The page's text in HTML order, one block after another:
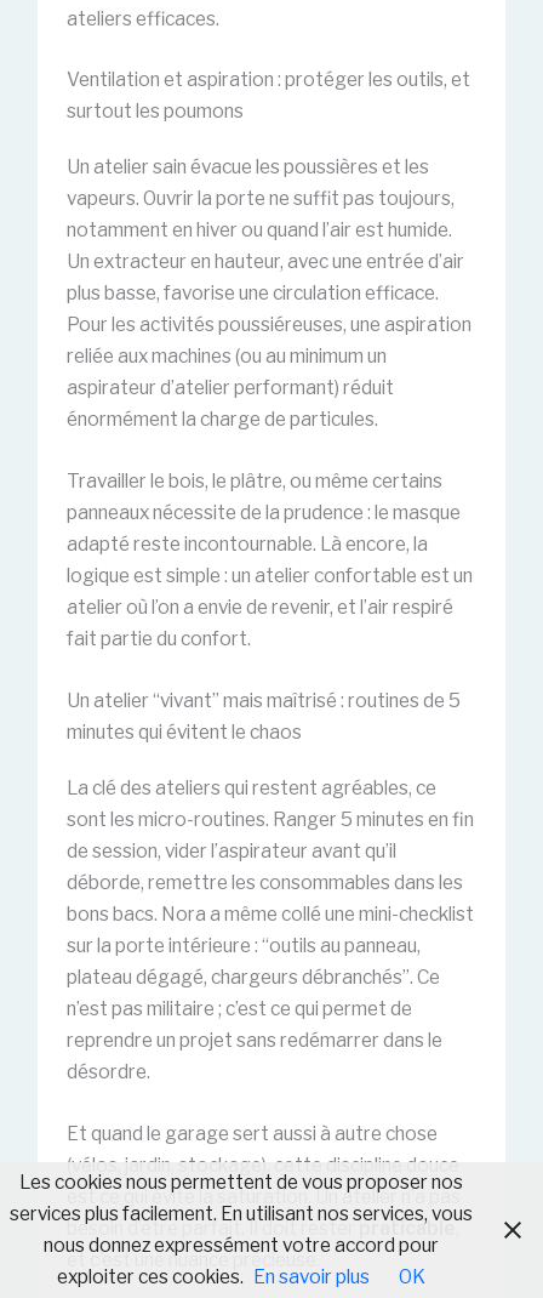
ateliers efficaces.
Ventilation et aspiration : protéger les outils, et
surtout les poumons
Un atelier sain évacue les poussières et les
vapeurs. Ouvrir la porte ne suffit pas toujours,
notamment en hiver ou quand l’air est humide.
Un extracteur en hauteur, avec une entrée d’air
plus basse, favorise une circulation efficace.
Pour les activités poussiéreuses, une aspiration
reliée aux machines (ou au minimum un
aspirateur d’atelier performant) réduit
énormément la charge de particules.
Travailler le bois, le plâtre, ou même certains
panneaux nécessite de la prudence : le masque
adapté reste incontournable. Là encore, la
logique est simple : un atelier confortable est un
atelier où l’on a envie de revenir, et l’air respiré
fait partie du confort.
Un atelier “vivant” mais maîtrisé : routines de 5
minutes qui évitent le chaos
La clé des ateliers qui restent agréables, ce
sont les micro-routines. Ranger 5 minutes en fin
de session, vider l’aspirateur avant qu’il
déborde, remettre les consommables dans les
bons bacs. Nora a même collé une mini-checklist
sur la porte intérieure : “outils au panneau,
plateau dégagé, chargeurs débranchés”. Ce
n’est pas militaire ; c’est ce qui permet de
reprendre un projet sans redémarrer dans le
désordre.
Et quand le garage sert aussi à autre chose
(vélos, jardin, stockage), cette discipline douce
est ce qui évite la saturation. Un atelier n’a pas
besoin d’être parfait. Il doit resterpraticable,
et c’est une nuance précieuse.
Les cookies nous permettent de vous proposer nos
services plus facilement. En utilisant nos services, vous
nous donnez expressément votre accord pour
exploiter ces cookies. En savoir plus OK